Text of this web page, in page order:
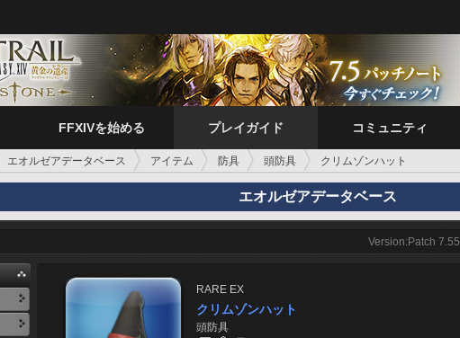
FFXIVを始める プレイガイド コミュニティ
エオルゼアデータベース アイテム 防具 頭防具 クリムゾンハット
エオルゼアデータベース
Version:Patch 7.55
RARE EX
クリムゾンハット
頭防具